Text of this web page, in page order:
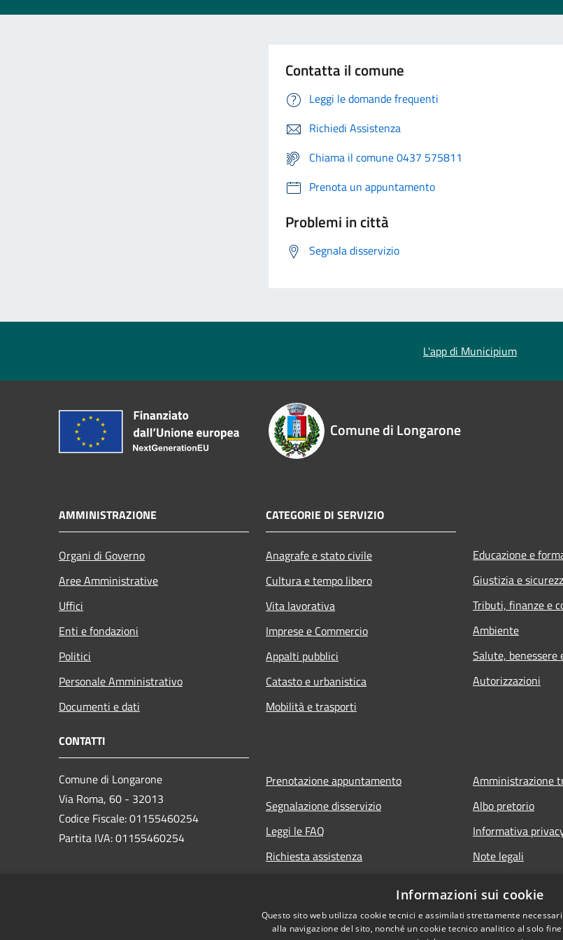
Contatta il comune
Leggi le domande frequenti
Richiedi Assistenza
Chiama il comune 0437 575811
Prenota un appuntamento
Problemi in città
Segnala disservizio
L'app di Municipium
Comune di Longarone
AMMINISTRAZIONE
Organi di Governo
Aree Amministrative
Uffici
Enti e fondazioni
Politici
Personale Amministrativo
Documenti e dati
CATEGORIE DI SERVIZIO
Anagrafe e stato civile
Cultura e tempo libero
Vita lavorativa
Imprese e Commercio
Appalti pubblici
Catasto e urbanistica
Mobilità e trasporti
Educazione e
Giustizia e
Tributi, finanze e
Ambiente
Salute, benessere
Autorizzazioni
CONTATTI
Comune di Longarone
Via Roma, 60 - 32013
Codice Fiscale: 01155460254
Partita IVA: 01155460254
Prenotazione appuntamento
Segnalazione disservizio
Leggi le FAQ
Richiesta assistenza
Amministrazione
Albo pretorio
Informativa
Note legali
Informazioni sui cookie
Questo sito web utilizza cookie tecnici e assimilati strettamente
alla navigazione del sito, nonché un cookie tecnico analitico al solo